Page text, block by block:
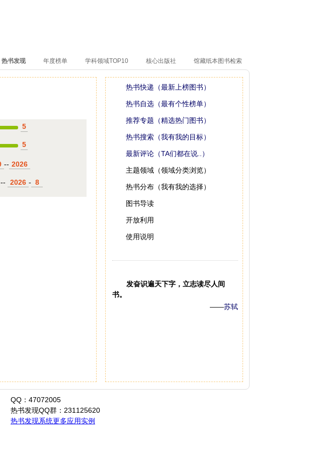
热书发现 年度榜单 学科领域TOP10 核心出版社 馆藏纸本图书检索
--
-- -
热书快递（最新上榜图书）
热书自选（最有个性榜单）
推荐专题（精选热门图书）
热书搜索（我有我的目标）
最新评论（TA们都在说..）
主题领域（领域分类浏览）
热书分布（我有我的选择）
图书导读
开放利用
使用说明
发奋识遍天下字，立志读尽人间
书。
——苏轼
QQ：47072005
热书发现QQ群：231125620
热书发现系统更多应用实例